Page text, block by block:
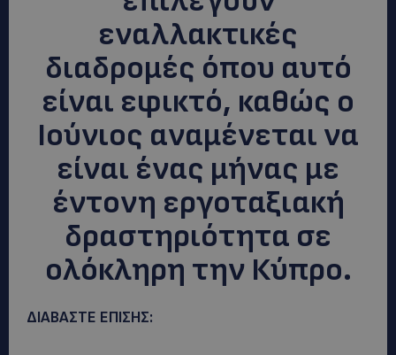
εναλλακτικές
διαδρομές όπου αυτό
είναι εφικτό, καθώς ο
Ιούνιος αναμένεται να
είναι ένας μήνας με
έντονη εργοταξιακή
δραστηριότητα σε
ολόκληρη την Κύπρο.
ΔΙΑΒΑΣΤΕ ΕΠΙΣΗΣ: